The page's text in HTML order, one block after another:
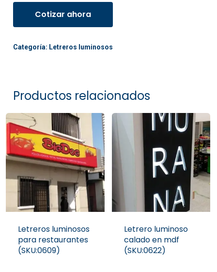
Cotizar ahora
Categoría: Letreros luminosos
Productos relacionados
Letreros luminosos
para restaurantes
(SKU:0609)
Letrero luminoso
calado en mdf
(SKU:0622)